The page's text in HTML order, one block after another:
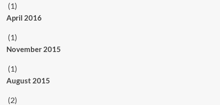
(1)
April 2016
(1)
November 2015
(1)
August 2015
(2)